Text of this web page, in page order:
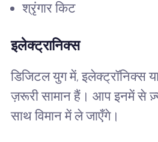
श्रृंगार किट
इलेक्ट्रानिक्स
डिजिटल युग में, इलेक्ट्रॉनिक्स
ज़रूरी सामान हैं। आप इनमें से
साथ विमान में ले जाएँगे।